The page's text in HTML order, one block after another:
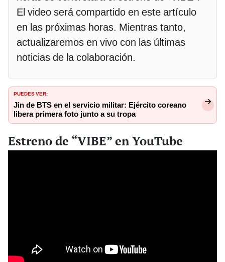
El video será compartido en este artículo
en las próximas horas. Mientras tanto,
actualizaremos en vivo con las últimas
noticias de la colaboración.
PUEDES VER:
Jin de BTS en el servicio militar: Ejército coreano
libera primera foto junto a su tropa
Estreno de “VIBE” en YouTube